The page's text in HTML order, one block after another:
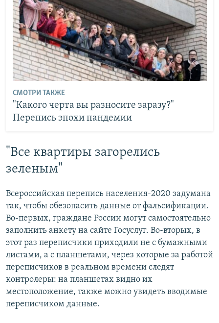
СМОТРИ ТАКЖЕ
"Какого черта вы разносите заразу?"
Перепись эпохи пандемии
"Все квартиры загорелись
зеленым"
Всероссийская перепись населения-2020 задумана
так, чтобы обезопасить данные от фальсификации.
Во-первых, граждане России могут самостоятельно
заполнить анкету на сайте Госуслуг. Во-вторых, в
этот раз переписчики приходили не с бумажными
листами, а с планшетами, через которые за работой
переписчиков в реальном времени следят
контролеры: на планшетах видно их
местоположение, также можно увидеть вводимые
переписчиком данные.